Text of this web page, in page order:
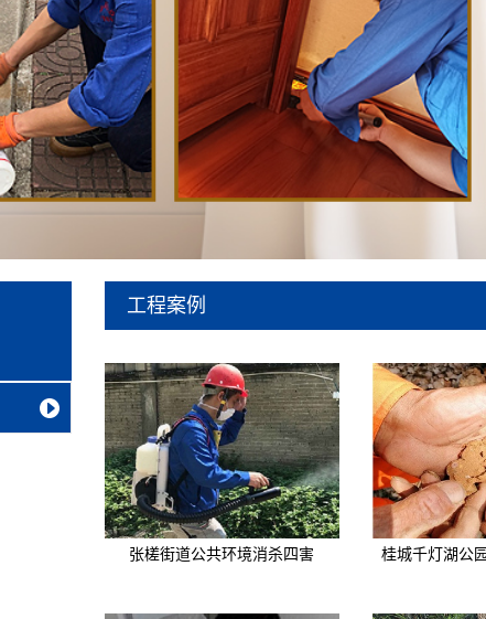
工程案例
张槎街道公共环境消杀四害 桂城千灯湖公